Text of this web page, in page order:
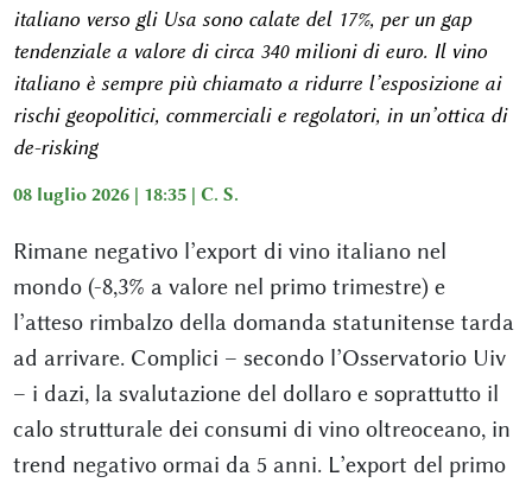
italiano verso gli Usa sono calate del 17%, per un gap
tendenziale a valore di circa 340 milioni di euro. Il vino
italiano è sempre più chiamato a ridurre l’esposizione ai
rischi geopolitici, commerciali e regolatori, in un’ottica di
de-risking
08 luglio 2026 | 18:35 | C. S.
Rimane negativo l’export di vino italiano nel
mondo (-8,3% a valore nel primo trimestre) e
l’atteso rimbalzo della domanda statunitense tarda
ad arrivare. Complici – secondo l’Osservatorio Uiv
– i dazi, la svalutazione del dollaro e soprattutto il
calo strutturale dei consumi di vino oltreoceano, in
trend negativo ormai da 5 anni. L’export del primo